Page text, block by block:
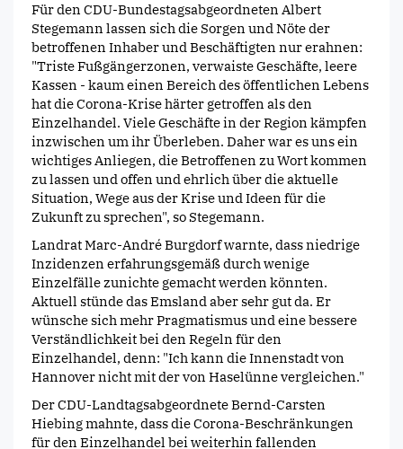
Für den CDU-Bundestagsabgeordneten Albert
Stegemann lassen sich die Sorgen und Nöte der
betroffenen Inhaber und Beschäftigten nur erahnen:
"Triste Fußgängerzonen, verwaiste Geschäfte, leere
Kassen - kaum einen Bereich des öffentlichen Lebens
hat die Corona-Krise härter getroffen als den
Einzelhandel. Viele Geschäfte in der Region kämpfen
inzwischen um ihr Überleben. Daher war es uns ein
wichtiges Anliegen, die Betroffenen zu Wort kommen
zu lassen und offen und ehrlich über die aktuelle
Situation, Wege aus der Krise und Ideen für die
Zukunft zu sprechen", so Stegemann.
Landrat Marc-André Burgdorf warnte, dass niedrige
Inzidenzen erfahrungsgemäß durch wenige
Einzelfälle zunichte gemacht werden könnten.
Aktuell stünde das Emsland aber sehr gut da. Er
wünsche sich mehr Pragmatismus und eine bessere
Verständlichkeit bei den Regeln für den
Einzelhandel, denn: "Ich kann die Innenstadt von
Hannover nicht mit der von Haselünne vergleichen."
Der CDU-Landtagsabgeordnete Bernd-Carsten
Hiebing mahnte, dass die Corona-Beschränkungen
für den Einzelhandel bei weiterhin fallenden